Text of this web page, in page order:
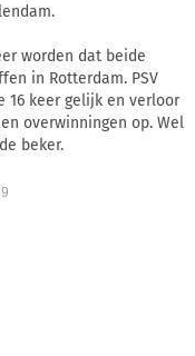
worden dat beide
in Rotterdam. PSV
16 keer gelijk en verloor
overwinningen op. Wel
beker.